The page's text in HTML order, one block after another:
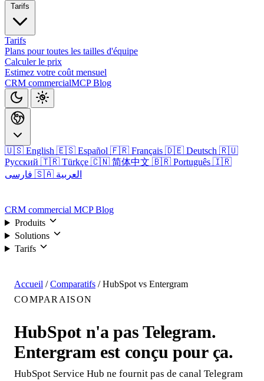
Tarifs
Tarifs
Plans pour toutes les tailles d'équipe
Calculer le prix
Estimez votre coût mensuel
CRM commercialMCPBlog
🇺🇸 English 🇪🇸 Español 🇫🇷 Français 🇩🇪 Deutsch 🇷🇺
Русский 🇹🇷 Türkçe 🇨🇳 简体中文 🇧🇷 Português 🇮🇷
🇸🇦 العربية
CRM commercial MCPBlog
Produits
Solutions
Tarifs
Accueil / Comparatifs / HubSpot vs Entergram
COMPARAISON
HubSpot n'a pas Telegram.
Entergram est conçu pour ça.
HubSpot Service Hub ne fournit pas de canal Telegram